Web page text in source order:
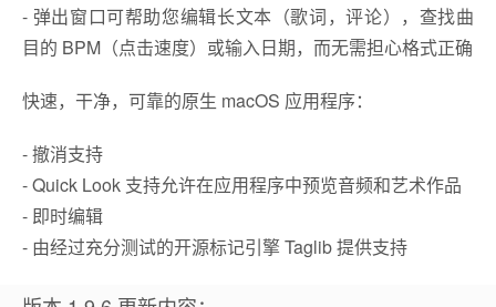
- 弹出窗口可帮助您编辑长文本（歌词，评论），查找曲
目的 BPM（点击速度）或输入日期，而无需担心格式正确
快速，干净，可靠的原生 macOS 应用程序：
- 撤消支持
- Quick Look 支持允许在应用程序中预览音频和艺术作品
- 即时编辑
- 由经过充分测试的开源标记引擎 Taglib 提供支持